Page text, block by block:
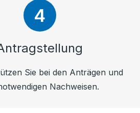
Sie bei den Anträgen und
Nachweisen.